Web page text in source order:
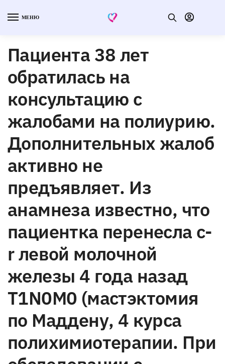
МЕНЮ
Пациента 38 лет
обратилась на
консультацию с
жалобами на полиурию.
Дополнительных жалоб
активно не
предъявляет. Из
анамнеза известно, что
пациентка перенесла c-
r левой молочной
железы 4 года назад
T1N0M0 (мастэктомия
по Маддену, 4 курса
полихимиотерапии. При